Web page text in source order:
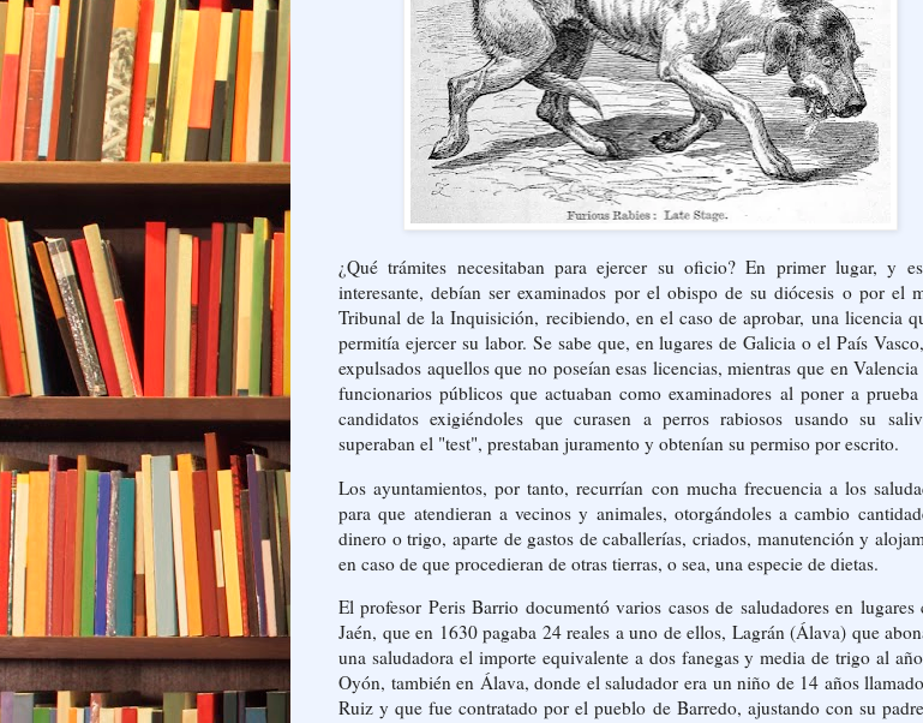
¿Qué trámites necesitaban para ejercer su oficio? En primer lugar, y
interesante, debían ser examinados por el obispo de su diócesis o por el
Tribunal de la Inquisición, recibiendo, en el caso de aprobar, una licencia
permitía ejercer su labor. Se sabe que, en lugares de Galicia o el País
expulsados aquellos que no poseían esas licencias, mientras que en
funcionarios públicos que actuaban como examinadores al poner a
candidatos exigiéndoles que curasen a perros rabiosos usando su
superaban el "test", prestaban juramento y obtenían su permiso por escrito.
Los ayuntamientos, por tanto, recurrían con mucha frecuencia a los
para que atendieran a vecinos y animales, otorgándoles a cambio
dinero o trigo, aparte de gastos de caballerías, criados, manutención y
en caso de que procedieran de otras tierras, o sea, una especie de dietas.
El profesor Peris Barrio documentó varios casos de saludadores en lugares
Jaén, que en 1630 pagaba 24 reales a uno de ellos, Lagrán (Álava) que
una saludadora el importe equivalente a dos fanegas y media de trigo al
Oyón, también en Álava, donde el saludador era un niño de 14 años
Ruiz y que fue contratado por el pueblo de Barredo, ajustando con su